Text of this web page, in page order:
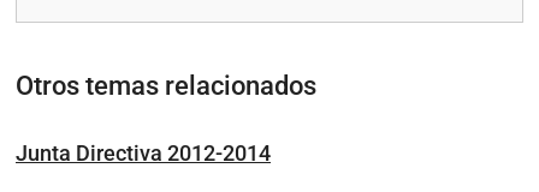
Otros temas relacionados
Junta Directiva 2012-2014